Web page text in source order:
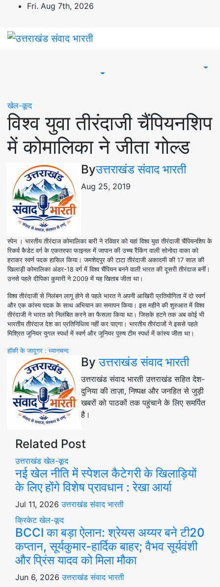
content
Fri. Aug 7th, 2026
खेल-कूद
विश्व युवा तीरंदाजी चैंपियनशिप
में कोमालिका ने जीता गोल्ड
Byउत्तराखंड संवाद भारती
Aug 25, 2019
स्पेन । भारतीय तीरंदाज कोमालिका बारी ने रविवार को यहां विश्व युवा तीरंदाजी चैंपियनशिप के
रिकर्व कैडेट वर्ग के एकतरफा फाइनल में जापान की उच्च रैंकिंग वाली सोनोदा वाका को
हराकर स्वर्ण पदक हासिल किया। जमशेदपुर की टाटा तीरंदाजी अकादमी की 17 साल की
खिलाड़ी कोमालिका अंडर-18 वर्ग में विश्व चैंपियन बनने वाली भारत की दूसरी तीरंदाज बनीं।
उनसे पहले दीपिका कुमारी ने 2009 में यह खिताब जीता था।
विश्व तीरंदाजी से निलंबन लागू होने से पहले भारत ने अपनी आखिरी प्रतियोगिता में दो स्वर्ण
और एक कांस्य पदक के साथ अभियान का समापन किया। इस महीने की शुरुआत में विश्व
तीरंदाजी ने भारत को निलंबित करने का फैसला किया था। जिसके हटने तक अब कोई भी
भारतीय तीरंदाज देश का प्रतिनिधित्व नहीं कर पाएगा। भारतीय तीरंदाजों ने इससे पहले
मिश्रित जूनियर युगल स्पर्धा में स्वर्ण और जूनियर पुरुष टीम स्पर्धा में कांस्य जीता था।
Post
navigation
हॉकी के जादूगर : ध्यानचन्द
Byउत्तराखंड संवाद भारती
उत्तराखंड संवाद भारती उत्तराखंड सहित देश-
दुनिया की ताज़ा, निष्पक्ष और जनहित से जुड़ी
खबरों को पाठकों तक पहुंचाने के लिए समर्पित
है।
Related Post
उत्तराखंडखेल-कूद
नई खेल नीति में स्पेशल कैटेगरी के खिलाड़ियों
के लिए होंगे विशेष प्रावधान : रेखा आर्या
Jul 11, 2026उत्तराखंड संवाद भारती
क्रिकेटखेल-कूद
BCCI का बड़ा ऐलान: श्रेयस अय्यर बने टी20
कप्तान, सूर्यकुमार-हार्दिक बाहर; वैभव सूर्यवंशी
और प्रिंस यादव को मिला मौका
Jun 6, 2026उत्तराखंड संवाद भारती